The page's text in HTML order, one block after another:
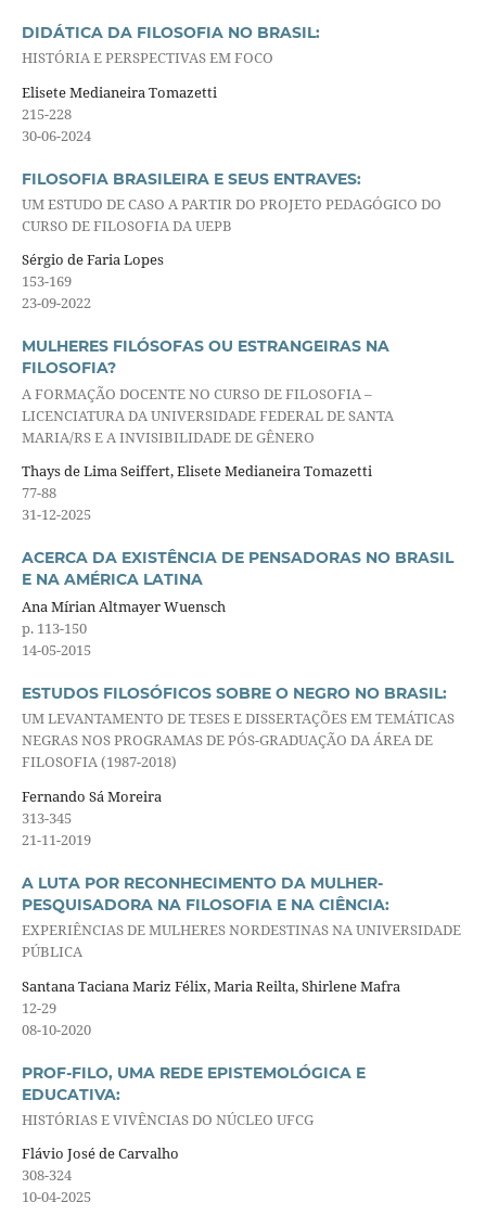
DIDÁTICA DA FILOSOFIA NO BRASIL:
HISTÓRIA E PERSPECTIVAS EM FOCO
Elisete Medianeira Tomazetti
215-228
30-06-2024
FILOSOFIA BRASILEIRA E SEUS ENTRAVES:
UM ESTUDO DE CASO A PARTIR DO PROJETO PEDAGÓGICO DO
CURSO DE FILOSOFIA DA UEPB
Sérgio de Faria Lopes
153-169
23-09-2022
MULHERES FILÓSOFAS OU ESTRANGEIRAS NA
FILOSOFIA?
A FORMAÇÃO DOCENTE NO CURSO DE FILOSOFIA –
LICENCIATURA DA UNIVERSIDADE FEDERAL DE SANTA
MARIA/RS E A INVISIBILIDADE DE GÊNERO
Thays de Lima Seiffert, Elisete Medianeira Tomazetti
77-88
31-12-2025
ACERCA DA EXISTÊNCIA DE PENSADORAS NO BRASIL
E NA AMÉRICA LATINA
Ana Mírian Altmayer Wuensch
p. 113-150
14-05-2015
ESTUDOS FILOSÓFICOS SOBRE O NEGRO NO BRASIL:
UM LEVANTAMENTO DE TESES E DISSERTAÇÕES EM TEMÁTICAS
NEGRAS NOS PROGRAMAS DE PÓS-GRADUAÇÃO DA ÁREA DE
FILOSOFIA (1987-2018)
Fernando Sá Moreira
313-345
21-11-2019
A LUTA POR RECONHECIMENTO DA MULHER-
PESQUISADORA NA FILOSOFIA E NA CIÊNCIA:
EXPERIÊNCIAS DE MULHERES NORDESTINAS NA UNIVERSIDADE
PÚBLICA
Santana Taciana Mariz Félix, Maria Reilta, Shirlene Mafra
12-29
08-10-2020
PROF-FILO, UMA REDE EPISTEMOLÓGICA E
EDUCATIVA:
HISTÓRIAS E VIVÊNCIAS DO NÚCLEO UFCG
Flávio José de Carvalho
308-324
10-04-2025